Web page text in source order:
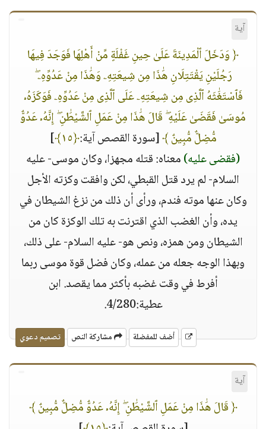
آية
﴿ وَدَخَلَ ٱلْمَدِينَةَ عَلَىٰ حِينِ غَفْلَةٍ مِّنْ أَهْلِهَا فَوَجَدَ فِيهَا
رَجُلَيْنِ يَقْتَتِلَانِ هَٰذَا مِن شِيعَتِهِۦ وَهَٰذَا مِنْ عَدُوِّهِۦ ۖ
فَٱسْتَغَٰثَهُ ٱلَّذِى مِن شِيعَتِهِۦ عَلَى ٱلَّذِى مِنْ عَدُوِّهِۦ فَوَكَزَهُۥ
مُوسَىٰ فَقَضَىٰ عَلَيْهِ ۖ قَالَ هَٰذَا مِنْ عَمَلِ ٱلشَّيْطَٰنِ ۖ إِنَّهُۥ عَدُوٌّ
مُّضِلٌّ مُّبِينٌ ﴾[سورة القصص آية:﴿١٥﴾
]
(فقضى عليه)معناه: قتله مجهزا، وكان موسى- عليه
السلام- لم يرد قتل القبطي، لكن وافقت وكزته الأجل
وكان عنها موته فندم، ورأى أن ذلك من نزغ الشيطان في
يده، وأن الغضب الذي اقترنت به تلك الوكزة كان من
الشيطان ومن همزه، ونص هو- عليه السلام- على ذلك،
وبهذا الوجه جعله من عمله، وكان فضل قوة موسى ربما
أفرط في وقت غضبه بأكثر مما يقصد. ابن
عطية:4/280.
أضف للمفضلة مشاركة النص تصميم دعوي
آية
﴿ قَالَ هَٰذَا مِنْ عَمَلِ ٱلشَّيْطَٰنِ ۖ إِنَّهُۥ عَدُوٌّ مُّضِلٌّ مُّبِينٌ ﴾